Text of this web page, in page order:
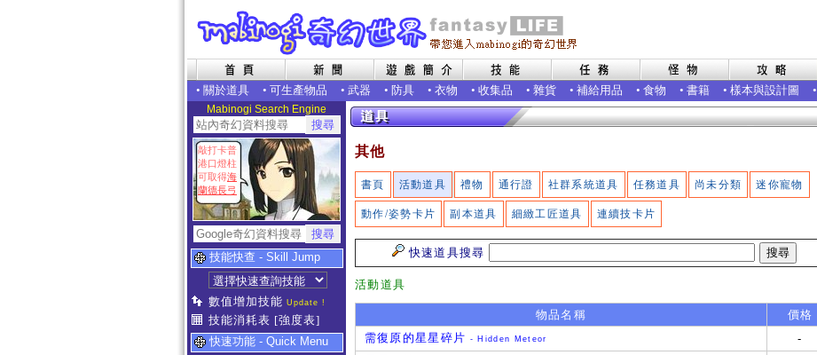
• 關於道具 • 可生產物品 • 武器 • 防具 • 衣物 • 收集品 • 雜貨 • 補給用品 • 食物 • 書籍 • 樣本與設計圖 •
Mabinogi Search Engine
敲打卡普
港口燈柱
可取得海
蘭德長弓
技能快查 - Skill Jump
數值增加技能 Update !
技能消耗表 [強度表]
快速功能 - Quick Menu
其他
書頁 活動道具 禮物 通行證 社群系統道具 任務道具 尚未分類 迷你寵物
動作/姿勢卡片 副本道具 細緻工匠道具 連續技卡片
快速道具搜尋
活動道具
物品名稱
價格
需復原的星星碎片 - Hidden Meteor
-